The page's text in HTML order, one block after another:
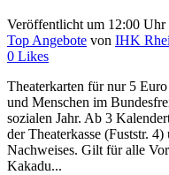
Veröffentlicht um 12:00 Uhr
Top Angebote von IHK
0 Likes
Theaterkarten für nur 5
und Menschen im
sozialen Jahr. Ab 3
der Theaterkasse (Fuststr.
Nachweises. Gilt für alle
Kakadu...